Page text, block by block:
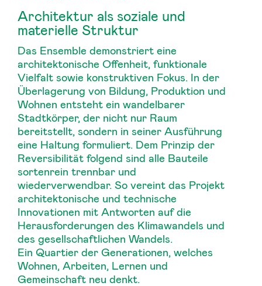
Architektur als soziale und
materielle Struktur
Das Ensemble demonstriert eine
architektonische Offenheit, funktionale
Vielfalt sowie konstruktiven Fokus. In der
Überlagerung von Bildung, Produktion und
Wohnen entsteht ein wandelbarer
Stadtkörper, der nicht nur Raum
bereitstellt, sondern in seiner Ausführung
eine Haltung formuliert. Dem Prinzip der
Reversibilität folgend sind alle Bauteile
sortenrein trennbar und
wiederverwendbar. So vereint das Projekt
architektonische und technische
Innovationen mit Antworten auf die
Herausforderungen des Klimawandels und
des gesellschaftlichen Wandels.
Ein Quartier der Generationen, welches
Wohnen, Arbeiten, Lernen und
Gemeinschaft neu denkt.